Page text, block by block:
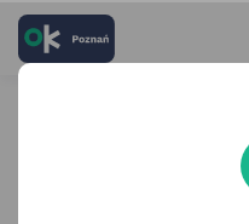
skróty
głównych